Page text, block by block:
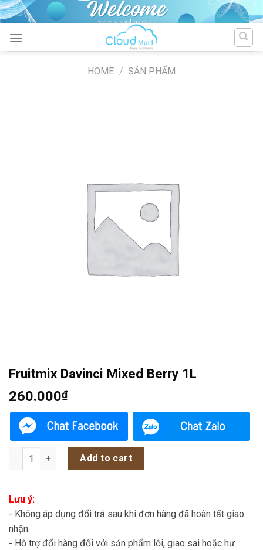
Skip
to
content
HOME / SẢN PHẨM
Fruitmix Davinci Mixed Berry 1L
260.000₫
Fruitmix Davinci Mixed Berry 1L quantity
Add to cart
Lưu ý:
- Không áp dụng đổi trả sau khi đơn hàng đã hoàn tất giao
nhận.
- Hỗ trợ đổi hàng đối với sản phẩm lỗi, giao sai hoặc hư